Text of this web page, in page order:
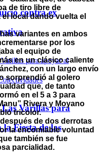
contra ex
Varillas para
Fiesta de las
de tiro libre de
local dando vuelta el
variantes en ambos
por los
el equipo de
en un clásico caliente
con un largo envío
sorprendió al golero
que, de tanto
en el 5 a 3 para
Rivera y Moyano
tricolor.
de dos derrotas
la encomiable voluntad
también se fue
parcialidad.